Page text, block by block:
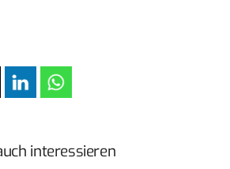
interessieren